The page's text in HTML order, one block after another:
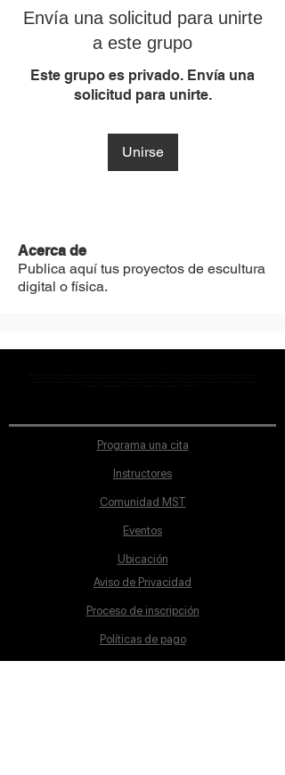
Envía una solicitud para unirte
a este grupo
Este grupo es privado. Envía una
solicitud para unirte.
Unirse
Acerca de
Publica aquí tus proyectos de escultura
digital o física.
Programa una cita
Instructores
Comunidad MST
Eventos
Ubicación
Aviso de Privacidad
Proceso de inscripción
Políticas de pago